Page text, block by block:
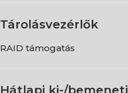
Tárolásvezérlők
RAID támogatás
Hátlapi ki-/bemeneti